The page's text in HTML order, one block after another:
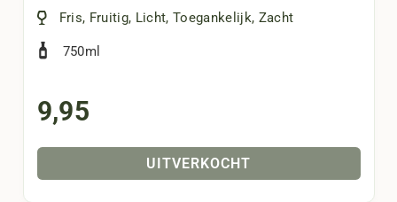
Fris, Fruitig, Licht,Toegankelijk, Zacht
750ml
9,95
UITVERKOCHT